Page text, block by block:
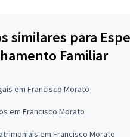
similares para
Familiar
em Francisco Morato
em Francisco Morato
em Francisco Morato